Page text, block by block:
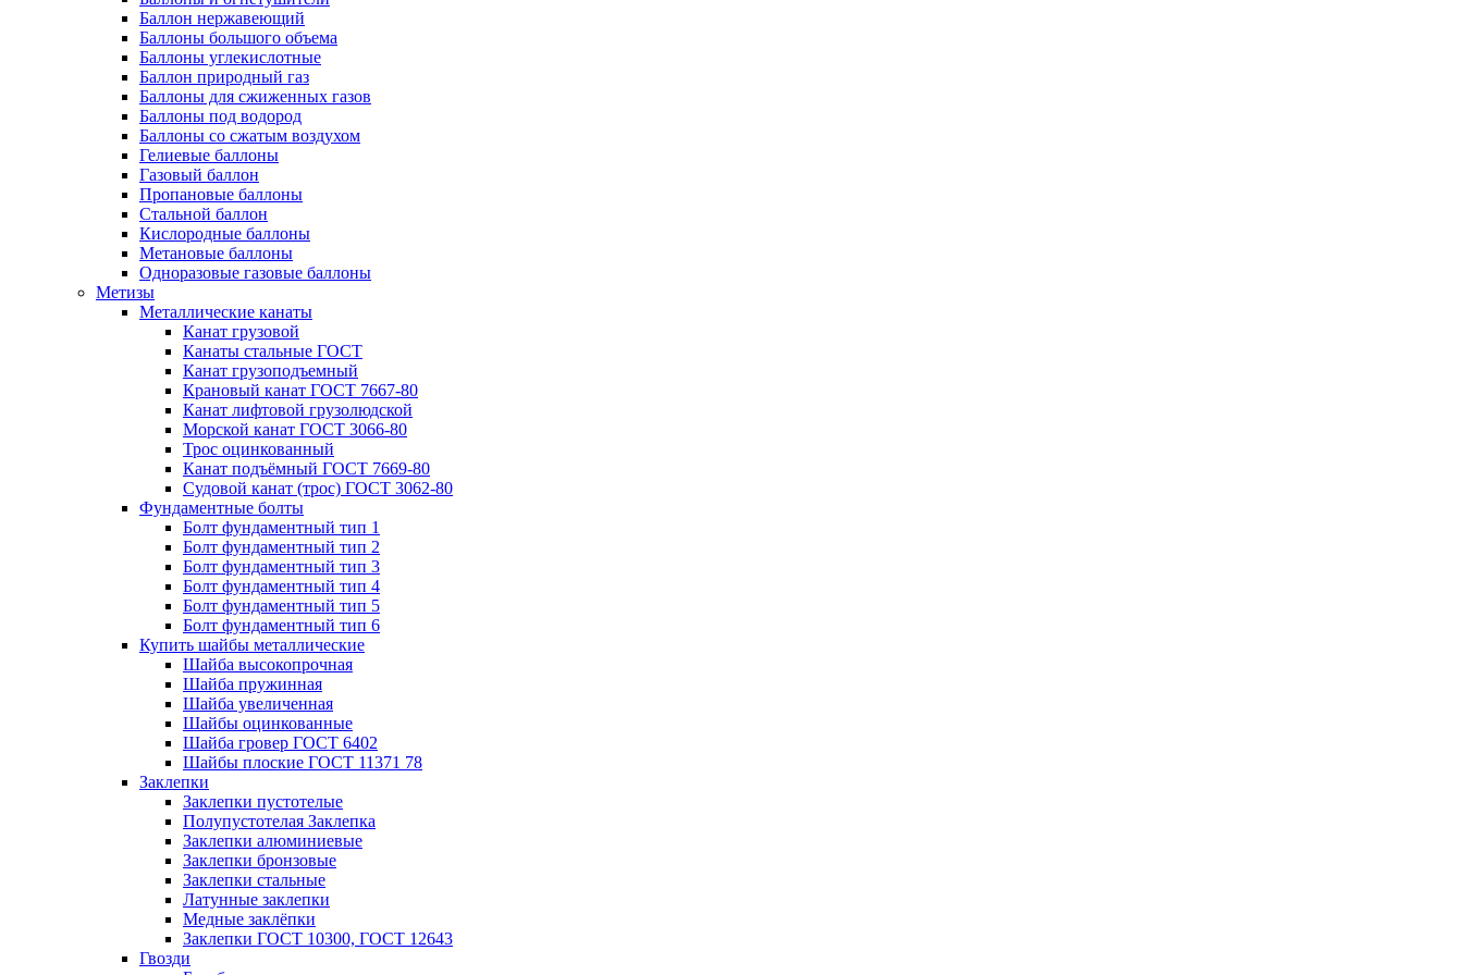
Баллон нержавеющий
Баллоны большого объема
Баллоны углекислотные
Баллон природный газ
Баллоны для сжиженных газов
Баллоны под водород
Баллоны со сжатым воздухом
Гелиевые баллоны
Газовый баллон
Пропановые баллоны
Стальной баллон
Кислородные баллоны
Метановые баллоны
Одноразовые газовые баллоны
Метизы
Металлические канаты
Канат грузовой
Канаты стальные ГОСТ
Канат грузоподъемный
Крановый канат ГОСТ 7667-80
Канат лифтовой грузолюдской
Морской канат ГОСТ 3066-80
Трос оцинкованный
Канат подъёмный ГОСТ 7669-80
Судовой канат (трос) ГОСТ 3062-80
Фундаментные болты
Болт фундаментный тип 1
Болт фундаментный тип 2
Болт фундаментный тип 3
Болт фундаментный тип 4
Болт фундаментный тип 5
Болт фундаментный тип 6
Купить шайбы металлические
Шайба высокопрочная
Шайба пружинная
Шайба увеличенная
Шайбы оцинкованные
Шайба гровер ГОСТ 6402
Шайбы плоские ГОСТ 11371 78
Заклепки
Заклепки пустотелые
Полупустотелая Заклепка
Заклепки алюминиевые
Заклепки бронзовые
Заклепки стальные
Латунные заклепки
Медные заклёпки
Заклепки ГОСТ 10300, ГОСТ 12643
Гвозди